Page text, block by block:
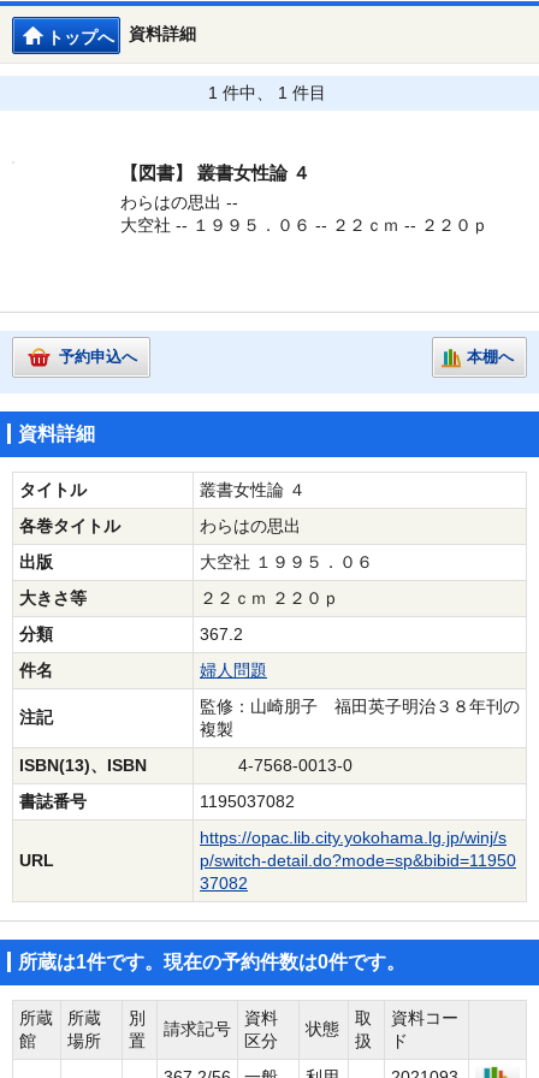
資料詳細
トップへ
1 件中、 1 件目
【図書】 叢書女性論 ４
わらはの思出 --
大空社 -- １９９５．０６ -- ２２ｃｍ -- ２２０ｐ
予約申込へ 本棚へ
資料詳細
タイトル
叢書女性論 ４
各巻タイトル
わらはの思出
出版
大空社 １９９５．０６
大きさ等
２２ｃｍ ２２０ｐ
分類
367.2
件名
婦人問題
注記
監修：山崎朋子 福田英子明治３８年刊の
複製
ISBN(13)、ISBN
4-7568-0013-0
書誌番号
1195037082
URL
https://opac.lib.city.yokohama.lg.jp/winj/s
p/switch-detail.do?mode=sp&bibid=11950
37082
所蔵は1件です。現在の予約件数は0件です。
所蔵
館
所蔵
場所
別
置
請求記号
資料
区分
状態
取
扱
資料コー
ド